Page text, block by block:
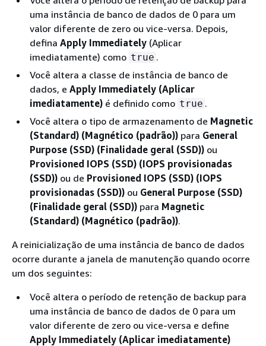
uma instância de banco de dados de 0 para um
valor diferente de zero ou vice-versa. Depois,
defina Apply Immediately (Aplicar
imediatamente) como true .
Você altera a classe de instância de banco de
dados, e Apply Immediately (Aplicar
imediatamente) é definido como true .
Você altera o tipo de armazenamento de Magnetic
(Standard) (Magnético (padrão)) para General
Purpose (SSD) (Finalidade geral (SSD)) ou
Provisioned IOPS (SSD) (IOPS provisionadas
(SSD)) ou de Provisioned IOPS (SSD) (IOPS
provisionadas (SSD)) ou General Purpose (SSD)
(Finalidade geral (SSD)) para Magnetic
(Standard) (Magnético (padrão)).
A reinicialização de uma instância de banco de dados
ocorre durante a janela de manutenção quando ocorre
um dos seguintes:
Você altera o período de retenção de backup para
uma instância de banco de dados de 0 para um
valor diferente de zero ou vice-versa e define
Apply Immediately (Aplicar imediatamente)